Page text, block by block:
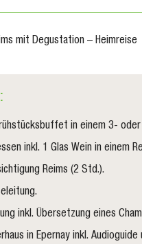
mit Degustation – Heimreise
in einem 3-
inkl. 1 Glas Wein in einem
Reims (2 Std.).
inkl. Übersetzung eines
in Epernay inkl.